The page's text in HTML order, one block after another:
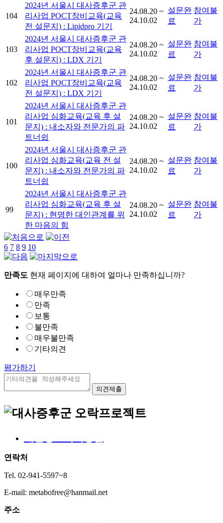
104
2024년 서울시 대사증후군 관
리사업 POCT장비교육(교육
전 설문지) : Lipidpro 기기
24.08.20 ~
24.10.02
설문완
료
참여불
가
103
2024년 서울시 대사증후군 관
리사업 POCT장비교육(교육
후 설문지) : LDX 기기
24.08.20 ~
24.10.02
설문완
료
참여불
가
102
2024년 서울시 대사증후군 관
리사업 POCT장비교육(교육
전 설문지) : LDX 기기
24.08.20 ~
24.10.02
설문완
료
참여불
가
101
2024년 서울시 대사증후군 관
리사업 심화교육(교육 후 설
문지) : 내소자와 전문가의 파
트너쉽
24.08.20 ~
24.10.02
설문완
료
참여불
가
100
2024년 서울시 대사증후군 관
리사업 심화교육(교육 전 설
문지) : 내소자와 전문가의 파
트너쉽
24.08.20 ~
24.10.02
설문완
료
참여불
가
99
2024년 서울시 대사증후군 관
리사업 심화교육(교육 후 설
문지) : 현명한 대인관계를 위
한 마음의 힘
24.08.20 ~
24.10.02
설문완
료
참여불
가
6 7 8 9 10
만족도 현재 페이지에 대하여 얼마나 만족하십니까?
매우만족
만족
보통
불만족
매우불만족
기타의견
평가하기
연락처
Tel. 02-941-5597~8
E-mail: metabofree@hanmail.net
주소